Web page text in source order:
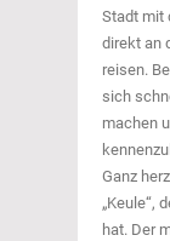
Stadt mit
direkt an
reisen.
sich
machen
Ganz
„Keule“,
hat. Der